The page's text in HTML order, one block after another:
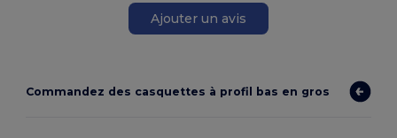
Ajouter un avis
Commandez des casquettes à profil bas en gros